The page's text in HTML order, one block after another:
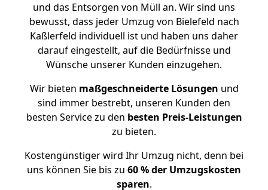
und das Entsorgen von Müll an. Wir sind uns
bewusst, dass jeder Umzug von Bielefeld nach
Kaßlerfeld individuell ist und haben uns daher
darauf eingestellt, auf die Bedürfnisse und
Wünsche unserer Kunden einzugehen.
Wir bieten maßgeschneiderte Lösungen und
sind immer bestrebt, unseren Kunden den
besten Service zu den besten Preis-Leistungen
zu bieten.
Kostengünstiger wird Ihr Umzug nicht, denn bei
uns können Sie bis zu 60 % der Umzugskosten
sparen.